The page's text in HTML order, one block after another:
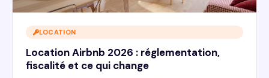
LOCATION
Location Airbnb 2026 : réglementation,
fiscalité et ce qui change